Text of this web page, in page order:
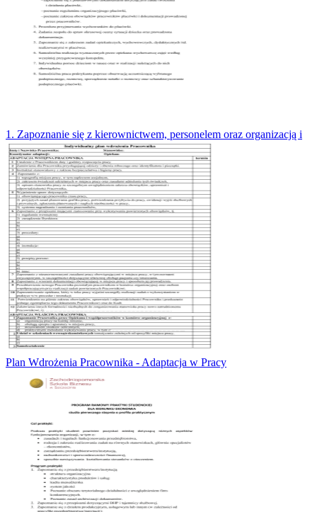
1. Zapoznanie się z kierownictwem, personelem oraz organizacją i
Plan Wdrożenia Pracownika - Adaptacja w Pracy